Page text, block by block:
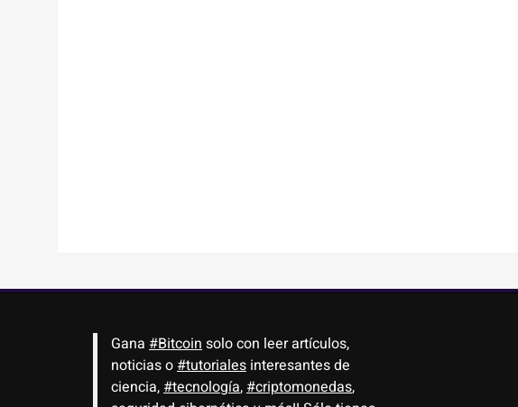
Gana #Bitcoin solo con leer artículos,
noticias o #tutoriales interesantes de
ciencia, #tecnología, #criptomonedas,